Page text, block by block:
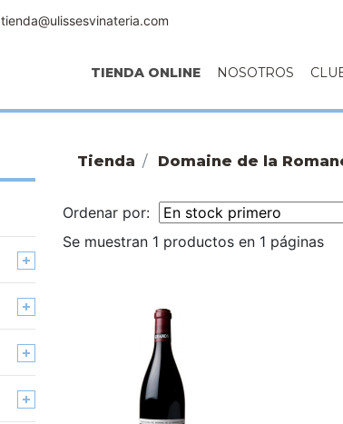
tienda@ulissesvinateria.com
TIENDA ONLINE NOSOTROS
Tienda Domaine de la
Ordenar por:
Se muestran 1 productos en 1 páginas